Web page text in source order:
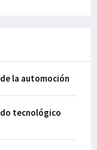
la automoción
tecnológico